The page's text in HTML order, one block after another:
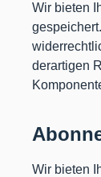
Wir bieten
derartigen
Wir bieten